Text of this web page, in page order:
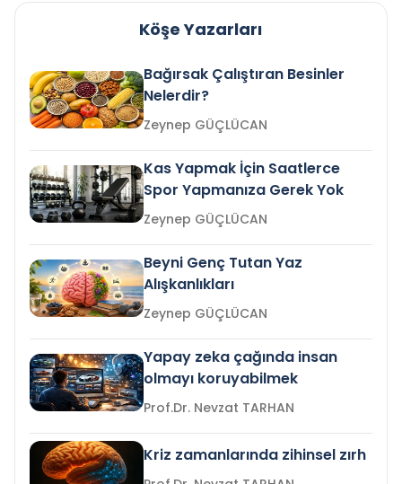
Köşe Yazarları
Bağırsak Çalıştıran Besinler
Nelerdir?
Zeynep GÜÇLÜCAN
Kas Yapmak İçin Saatlerce
Spor Yapmanıza Gerek Yok
Zeynep GÜÇLÜCAN
Beyni Genç Tutan Yaz
Alışkanlıkları
Zeynep GÜÇLÜCAN
Yapay zeka çağında insan
olmayı koruyabilmek
Prof.Dr. Nevzat TARHAN
Kriz zamanlarında zihinsel zırh